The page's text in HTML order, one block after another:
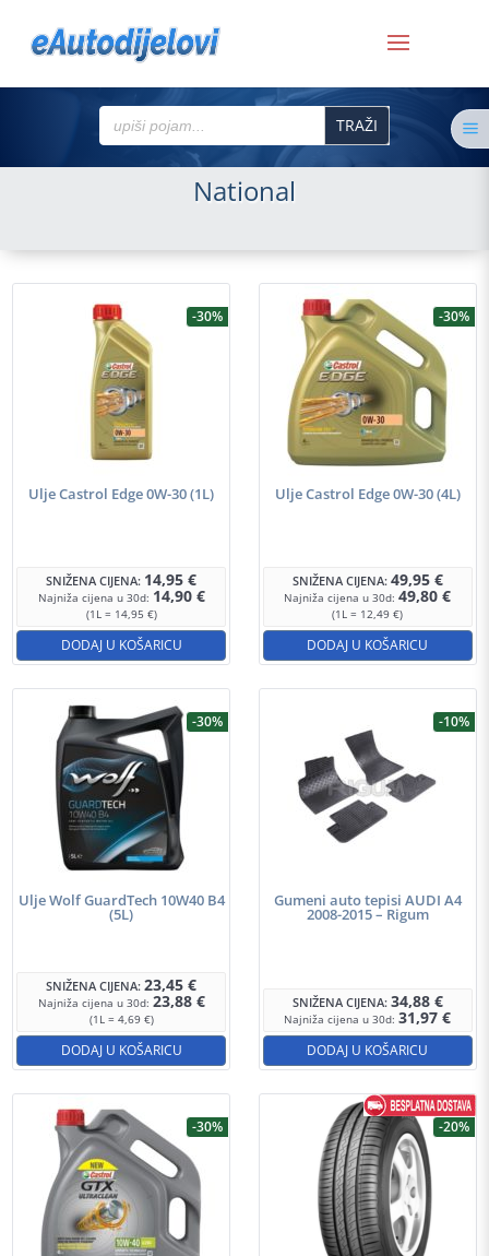
Search
for:
National
-30%
Ulje Castrol Edge 0W-30 (1L)
SNIŽENA CIJENA: 14,95€
Najniža cijena u 30d: 14,90 €
(1L = 14,95 €)
DODAJ U KOŠARICU
-30%
Ulje Castrol Edge 0W-30 (4L)
SNIŽENA CIJENA: 49,95 €
Najniža cijena u 30d:49,80€
(1L = 12,49 €)
DODAJ U KOŠARICU
-30%
Ulje Wolf GuardTech 10W40 B4
(5L)
SNIŽENA CIJENA:23,45€
Najniža cijena u 30d: 23,88 €
(1L = 4,69 €)
DODAJ U KOŠARICU
-10%
Gumeni auto tepisi AUDI A4
2008-2015 – Rigum
SNIŽENA CIJENA: 34,88 €
Najniža cijena u 30d:31,97€
DODAJ U KOŠARICU
-30% -20%
a